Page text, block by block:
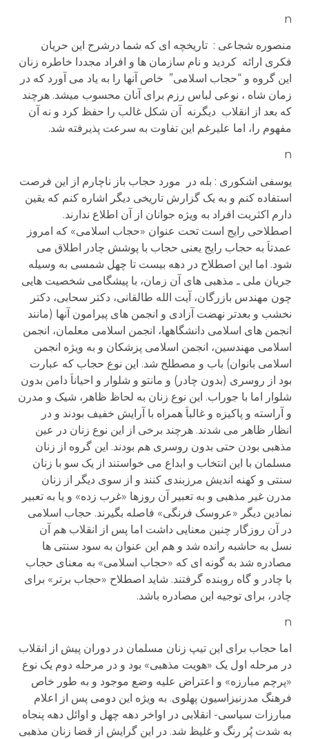
n
منصوره شجاعی : تاریخچه ای که شما درشرح این حریان
فکری ارائه کردید و نام سازمان ها و افراد مجددا خاطره زنان
این گروه و “حجاب اسلامی” خاص آنها را به یاد می آورد که در
زمان شاه ، نوعی لباس رزم برای آنان محسوب میشد. هرچند
که بعد از انقلاب دیگرنه آن شکل غالب را حفظ کرد و نه آن
مفهوم را، اما علیرغم این تفاوت به سرعت پذیرفته شد.
n
یوسفی اشکوری : بله در مورد حجاب باز ناچارم از این فرصت
استفاده کنم و به یک گزارش تاریخی دیگر اشاره کنم که یقین
دارم اکثریت افراد به ویژه جوانان از آن اطلاع ندارند.
اصطلاحی رایج است تحت عنوان «حجاب اسلامی» که امروز
عمدتاَ به حجاب رایج یعنی حجاب با پوشش چادر اطلاق می
شود. اما این اصطلاح در دهه بیست تا چهل شمسی به وسیله
جریان ملی ـ مذهبی های آن زمان، با پیشگامی شخصیت هایی
چون مهندس بازرگان، آیت الله طالقانی، دکتر سحابی، دکتر
نخشب و بعدتر نهضت آزادی و انجمن های پیرامون آنها (مانند
انجمن های اسلامی دانشگاهها، انجمن اسلامی معلمان، انجمن
اسلامی مهندسین، انجمن اسلامی پزشکان و به ویژه انجمن
اسلامی بانوان) باب و مصطلح شد. این نوع حجاب که عبارت
بود از روسری (بدون چادر) و مانتو و شلوار و احیاناَ دامن بدون
شلوار اما با جوراب. این نوع زنان به لحاظ ظاهر، شیک و مدرن
و آراسته و پاکیزه و غالباَ همراه با آرایش خفیف بودند و در
انظار ظاهر می شدند. هرچند برخی از این نوع زنان در عین
مذهبی بودن حتی بدون روسری هم بودند. این گروه از زنان
مسلمان با این انتخاب و ابداع می خواستند از یک سو با زنان
سنتی و کهنه اندیش مرزبندی کنند و از سوی دیگر از زنان
مدرن غیر مذهبی و به تعبیر آن روزها «غرب زده» و یا به تعبیر
نمادین دیگر «عروسک فرنگی» فاصله بگیرند. حجاب اسلامی
در آن روزگار چنین معنایی داشت اما پس از انقلاب هم آن
نسل به حاشبه رانده شد و هم این عنوان به سود سنتی ها
مصادره شد به گونه ای که «حجاب اسلامی» به معنای حجاب
با چادر و گاه روبنده گرفتند. شاید اصطلاح «حجاب برتر» برای
چادر، برای توجیه این مصادره باشد.
n
اما حجاب برای این تیپ زنان مسلمان در دوران پیش از انقلاب
در مرحله اول یک «هویت مذهبی» بود و در مرحله دوم یک نوع
«پرچم مبارزه» و اعتراض علیه وضع موجود و به طور خاص
فرهنگ مدرنیزاسیون پهلوی. به ویژه این دومی پس از اعلام
مبارزات سیاسی- انقلابی در اواخر دهه چهل و اوائل دهه پنجاه
به شدت پُر رنگ و غلیظ شد. در این گرایش از قضا زنان مذهبی